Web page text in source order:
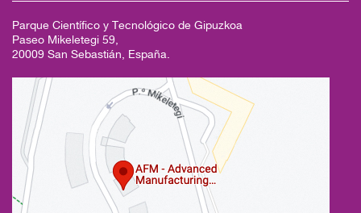
Parque Científico y Tecnológico de Gipuzkoa
Paseo Mikeletegi 59,
20009 San Sebastián, España.